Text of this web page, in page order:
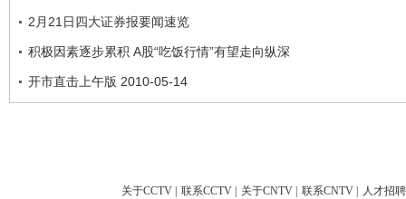
2月21日四大证券报要闻速览
积极因素逐步累积 A股“吃饭行情”有望走向纵深
开市直击上午版 2010-05-14
关于CCTV 联系CCTV 关于CNTV 联系CNTV 人才招聘